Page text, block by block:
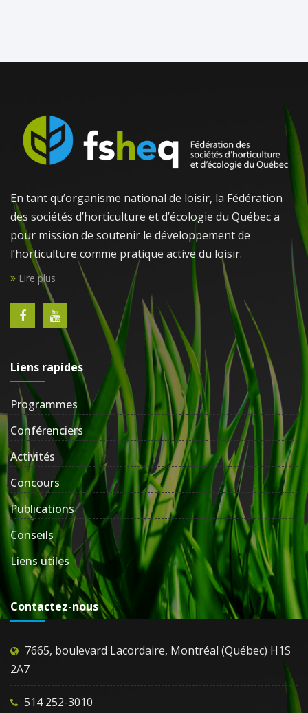
30 31 1 2 3 4 5
En tant qu’organisme national de loisir, la Fédération
des sociétés d’horticulture et d’écologie du Québec a
pour mission de soutenir le développement de
l’horticulture comme pratique active du loisir.
Lire plus
Liens rapides
Programmes
Conférenciers
Activités
Concours
Publications
Conseils
Liens utiles
Contactez-nous
7665, boulevard Lacordaire, Montréal (Québec) H1S
2A7
514 252-3010